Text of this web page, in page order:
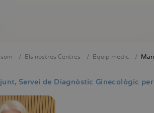
Els nostres Centres Equip mèdic
Servei de Diagnòstic Ginecològic